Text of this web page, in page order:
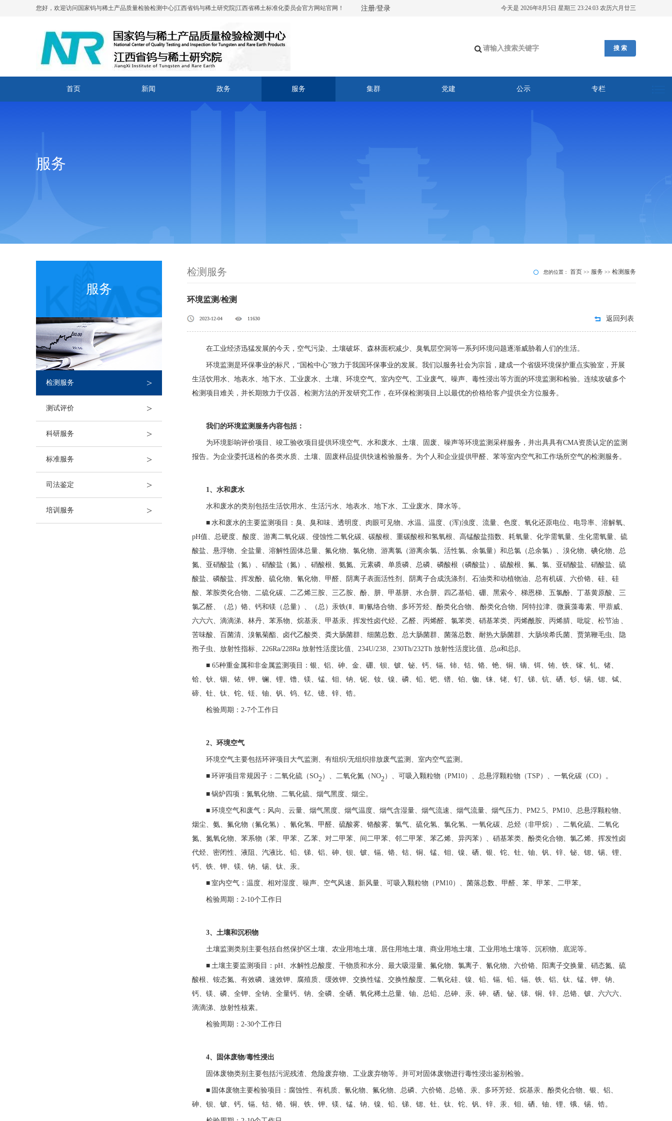
您好，欢迎访问国家钨与稀土产品质量检验检测中心|江西省钨与稀土研究院|江西省稀土标准化委员会官方网站官网！ 注册/登录 今天是 2026年8月5日 星期三 23:24:04 农历六月廿三
搜 索
首页 新闻 政务 服务 集群 党建 公示 专栏
服务
服务
检测服务 >
测试评价 >
科研服务 >
标准服务 >
司法鉴定 >
培训服务 >
检测服务 您的位置： 首页 >> 服务 >> 检测服务
环境监测/检测
2023-12-04 11630 返回列表
在工业经济迅猛发展的今天，空气污染、土壤破坏、森林面积减少、臭氧层空洞等一系列环境问题逐渐威胁着人们的生活。
环境监测是环保事业的标尺， “国检中心”致力于我国环保事业的发展。我们以服务社会为宗旨，建成一个省级环境保护重点实验室，开展
生活饮用水、地表水、地下水、工业废水、土壤、环境空气、室内空气、工业废气、噪声、毒性浸出等方面的环境监测和检验。连续攻破多个
检测项目难关，并长期致力于仪器、检测方法的开发研究工作，在环保检测项目上以最优的价格给客户提供全方位服务。
我们的环境监测服务内容包括：
为环境影响评价项目、竣工验收项目提供环境空气、水和废水、土壤、固废、噪声等环境监测采样服务，并出具具有CMA资质认定的监测
报告。为企业委托送检的各类水质、土壤、固废样品提供快速检验服务。为个人和企业提供甲醛、苯等室内空气和工作场所空气的检测服务。
1、水和废水
水和废水的类别包括生活饮用水、生活污水、地表水、地下水、工业废水、降水等。
■ 水和废水的主要监测项目：臭、臭和味、透明度、肉眼可见物、水温、温度、 (浑)浊度、流量、色度、氧化还原电位、电导率、溶解氧、
pH值、总硬度、酸度、游离二氧化碳、侵蚀性二氧化碳、碳酸根、重碳酸根和氢氧根、高锰酸盐指数、耗氧量、化学需氧量、生化需氧量、硫
酸盐、悬浮物、全盐量、溶解性固体总量、氟化物、氯化物、游离氯（游离余氯、活性氯、余氯量）和总氯（总余氯）、溴化物、碘化物、总
氮、亚硝酸盐（氮）、硝酸盐（氮）、硝酸根、氨氮、元素磷、单质磷、总磷、磷酸根（磷酸盐）、硫酸根、氟、氯、亚硝酸盐、硝酸盐、硫
酸盐、磷酸盐、挥发酚、硫化物、氰化物、甲醛、阴离子表面活性剂、阴离子合成洗涤剂、石油类和动植物油、总有机碳、六价铬、硅、硅
酸、苯胺类化合物、二硫化碳、二乙烯三胺、三乙胺、酚、肼、甲基肼、水合肼、四乙基铅、硼、黑索今、梯恩梯、五氯酚、丁基黄原酸、三
氯乙醛、（总）铬、钙和镁（总量）、（总）汞铁(Ⅱ、Ⅲ)氰络合物、多环芳烃、酚类化合物、
酚类化合物、阿特拉津、微蘘藻毒素、甲萘威、
六六六、滴滴涕、林丹、苯系物、烷基汞、甲基汞、挥发性卤代烃、乙醛、丙烯醛、氯苯类、硝基苯类、丙烯酰胺、丙烯腈、吡啶、松节油 、
苦味酸、百菌清、溴氰菊酯、卤代乙酸类、粪大肠菌群、细菌总数、总大肠菌群、菌落总数、耐热大肠菌群、大肠埃希氏菌、贾第鞭毛虫、隐
孢子虫、放射性指标、 226Ra/228Ra 放射性活度比值、234U/238、230Th/232Th 放射性活度比值、总α和总β。
■ 65种重金属和非金属监测项目：银、铝、砷、金、硼、钡、铍、铋、钙、镉、铈、钴、铬、铯、铜、镝、铒、铕、铁、镓、钆、锗、
铪、钬、铟、铱、钾、镧、锂、镥、镁、锰、钼、钠、铌、钕、镍、磷、铅、钯、镨、铂、铷、铼、铑、钌、锑、钪、硒、钐、锡、锶、铽、
碲、钍、钛、铊、铥、铀、钒、钨、钇、镱、锌、锆。
检验周期： 2-7个工作日
2、环境空气
环境空气主要包括环评项目大气监测、有组织/无组织排放废气监测、室内空气监测。
■ 环评项目常规因子：二氧化硫（ SO2 ）、二氧化氮（NO2 ）、可吸入颗粒物（PM10）、总悬浮颗粒物（TSP）、一氧化碳（CO）。
■ 锅炉四项：氮氧化物、二氧化硫、烟气黑度、烟尘。
■ 环境空气和废气：风向、云量、烟气黑度、烟气温度、烟气含湿量、烟气流速、烟气流量、烟气压力、 PM2.5、PM10、总悬浮颗粒物、
烟尘、氨、氟化物（氟化氢）、氰化氢、甲醛、硫酸雾、铬酸雾、氯气、硫化氢、氯化氢、一氧化碳、总烃（非甲烷）、二氧化硫、二氧化
氮、氮氧化物、苯系物（苯、甲苯、乙苯、对二甲苯、间二甲苯、邻二甲苯、苯乙烯、异丙苯）、硝基苯类、酚类化合物、氯乙烯、挥发性卤
代烃、密闭性、液阻、汽液比、铅、锑、铝、砷、钡、铍、镉、铬、钴、铜、锰、钼、镍、硒、银、铊、钍、铀、钒、锌、铋、锶、锡、锂、
钙、铁、钾、镁、钠、锡、钛、汞。
■ 室内空气：温度、相对湿度、噪声、空气风速、新风量、可吸入颗粒物（PM10）、菌落总数、甲醛、苯、甲苯、二甲苯。
检验周期： 2-10个工作日
3、土壤和沉积物
土壤监测类别主要包括自然保护区土壤、农业用地土壤、居住用地土壤、商业用地土壤、工业用地土壤等、沉积物、底泥等。
■ 土壤主要监测项目： pH、水解性总酸度、干物质和水分、最大吸湿量、氟化物、氯离子、氰化物、六价铬、阳离子交换量、硝态氮、硫
酸根、铵态氮、有效磷、速效钾、腐殖质、缓效钾、交换性锰、交换性酸度、二氧化硅、镍、铅、镉、铅、镉、铁、铝、钛、锰、钾、钠、
钙、镁、磷、全钾、全钠、全量钙、钠、全磷、全硒、氧化稀土总量、铀、总铅、总砷、汞、砷、硒、铋、锑、铜、锌、总铬、铍、六六六、
滴滴涕、放射性核素。
检验周期： 2-30个工作日
4、固体废物/毒性浸出
固体废物类别主要包括污泥残渣、危险废弃物、工业废弃物等。并可对固体废物进行毒性浸出鉴别检验。
■ 固体废物主要检验项目：腐蚀性、有机质、氰化物、氟化物、总磷、六价铬、总铬、汞、多环芳烃、烷基汞、酚类化合物、银、铝、
砷、钡、铍、钙、镉、钴、铬、铜、铁、钾、镁、锰、钠、镍、铅、锑、锶、钍、钛、铊、钒、锌、汞、钼、硒、铀、锂、锇、锡、锆。